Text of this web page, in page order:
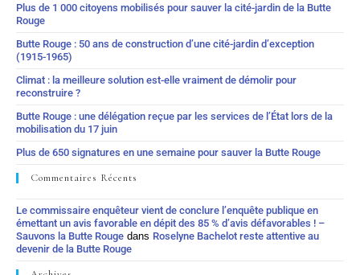
Plus de 1 000 citoyens mobilisés pour sauver la cité-jardin de la Butte
Rouge
Butte Rouge : 50 ans de construction d’une cité-jardin d’exception
(1915-1965)
Climat : la meilleure solution est-elle vraiment de démolir pour
reconstruire ?
Butte Rouge : une délégation reçue par les services de l’État lors de la
mobilisation du 17 juin
Plus de 650 signatures en une semaine pour sauver la Butte Rouge
Commentaires Récents
Le commissaire enquêteur vient de conclure l’enquête publique en
émettant un avis favorable en dépit des 85 % d’avis défavorables ! –
Sauvons la Butte Rouge dans Roselyne Bachelot reste attentive au
devenir de la Butte Rouge